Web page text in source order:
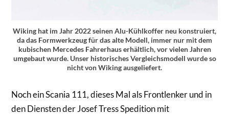
Wiking hat im Jahr 2022 seinen Alu-Kühlkoffer neu konstruiert,
da das Formwerkzeug für das alte Modell, immer nur mit dem
kubischen Mercedes Fahrerhaus erhältlich, vor vielen Jahren
umgebaut wurde. Unser historisches Vergleichsmodell wurde so
nicht von Wiking ausgeliefert.
Noch ein Scania 111, dieses Mal als Frontlenker und in
den Diensten der Josef Tress Spedition mit